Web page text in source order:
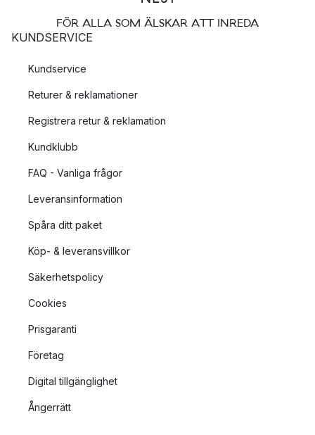
FÖR ALLA SOM ÄLSKAR ATT INREDA
KUNDSERVICE
Kundservice
Returer & reklamationer
Registrera retur & reklamation
Kundklubb
FAQ - Vanliga frågor
Leveransinformation
Spåra ditt paket
Köp- & leveransvillkor
Säkerhetspolicy
Cookies
Prisgaranti
Företag
Digital tillgänglighet
Ångerrätt